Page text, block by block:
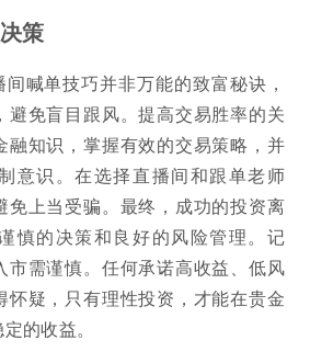
策
喊单技巧并非万能的致富秘诀，
避免盲目跟风。提高交易胜率的关
融知识，掌握有效的交易策略，并
意识。在选择直播间和跟单老师
免上当受骗。最终，成功的投资离
慎的决策和良好的风险管理。记
市需谨慎。任何承诺高收益、低风
怀疑，只有理性投资，才能在贵金
的收益。